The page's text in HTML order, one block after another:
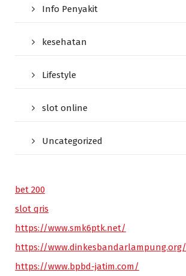
Info Penyakit
kesehatan
Lifestyle
slot online
Uncategorized
bet 200
slot qris
https://www.smk6ptk.net/
https://www.dinkesbandarlampung.org/
https://www.bpbd-jatim.com/